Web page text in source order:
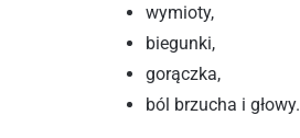
wymioty,
biegunki,
gorączka,
ból brzucha i głowy.